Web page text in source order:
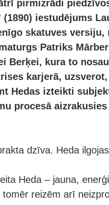
pirmizrādi
(1890) iestudējums
skatuves versiju,
Patriks
Berķei, kura to
karjerā,
Hedas izteikti
procesā
dzīva. Heda
Heda – jauna,
reizēm arī